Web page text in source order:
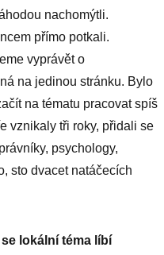
nachomýtli.
přímo potkali.
vyprávět o
na jedinou stránku. Bylo
na tématu pracovat spíš
vznikaly tři roky, přidali se
psychology,
sto dvacet natáčecích
lokální téma líbí